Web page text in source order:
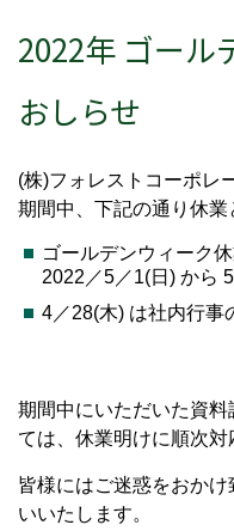
2022年 ゴール
おしらせ
(株)フォレストコーポレ
期間中、下記の通り休業
ゴールデンウィーク
2022／5／1(日) から
4／28(木) は社内行事
期間中にいただいた資
ては、休業明けに順次対
皆様にはご迷惑をおか
いいたします。